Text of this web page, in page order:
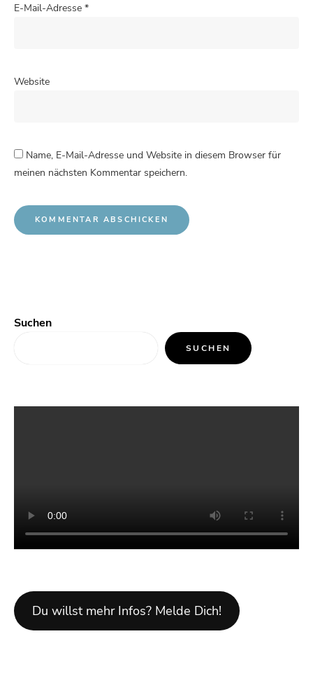
E-Mail-Adresse *
Website
Name, E-Mail-Adresse und Website in diesem Browser für
meinen nächsten Kommentar speichern.
Suchen
SUCHEN
Du willst mehr Infos? Melde Dich!